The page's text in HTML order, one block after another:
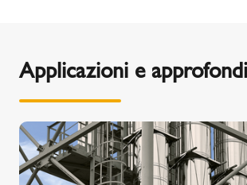
Applicazioni e